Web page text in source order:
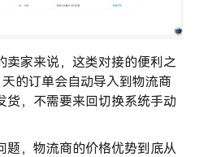
卖家来说，这类对接的便利之
的订单会自动导入到物流商
货，不需要来回切换系统手动
题，物流商的价格优势到底从